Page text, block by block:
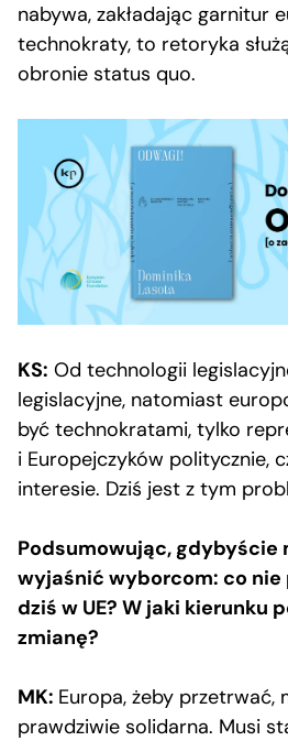
nabywa, zakładając garnitur
technokraty, to retoryka
obronie status quo.
KS: Od technologii
legislacyjne, natomiast
być technokratami, tylko
i Europejczyków politycznie,
interesie. Dziś jest z tym
Podsumowując, gdybyście
wyjaśnić wyborcom: co nie
dziś w UE? W jaki kierunku
zmianę?
MK: Europa, żeby przetrwać,
prawdziwie solidarna. Musi